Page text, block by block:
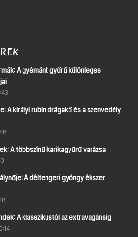
A gyémánt gyűrű különleges
A királyi rubin drágakő és a szenvedély
A többszínű karikagyűrű varázsa
A déltengeri gyöngy ékszer
A klasszikustól az extravagánsig